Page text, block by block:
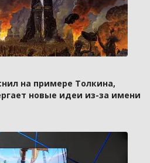
на примере Толкина,
новые идеи из-за имени